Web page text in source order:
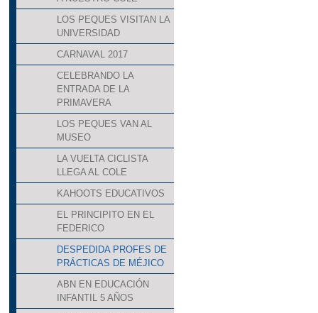
LOS PEQUES VISITAN LA
UNIVERSIDAD
CARNAVAL 2017
CELEBRANDO LA
ENTRADA DE LA
PRIMAVERA
LOS PEQUES VAN AL
MUSEO
LA VUELTA CICLISTA
LLEGA AL COLE
KAHOOTS EDUCATIVOS
EL PRINCIPITO EN EL
FEDERICO
DESPEDIDA PROFES DE
PRÁCTICAS DE MÉJICO
ABN EN EDUCACIÓN
INFANTIL 5 AÑOS